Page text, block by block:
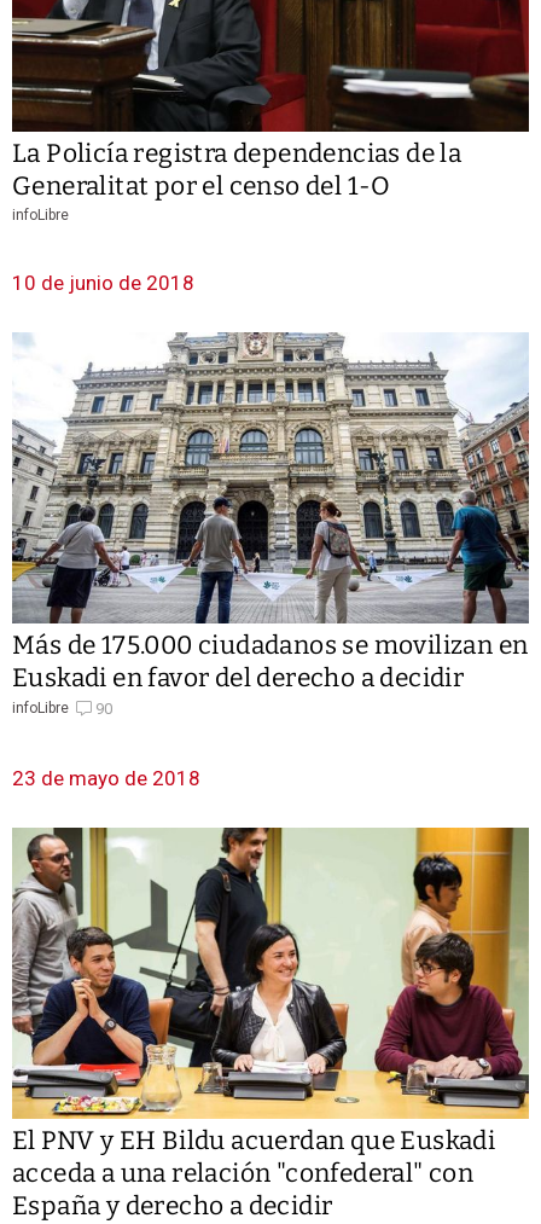
La Policía registra dependencias de la
Generalitat por el censo del 1-O
infoLibre
10 de junio de 2018
Más de 175.000 ciudadanos se movilizan en
Euskadi en favor del derecho a decidir
infoLibre 90
23 de mayo de 2018
El PNV y EH Bildu acuerdan que Euskadi
acceda a una relación "confederal" con
España y derecho a decidir